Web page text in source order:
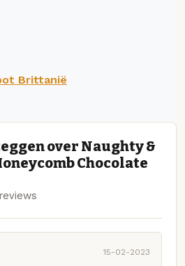
Brittanië
over Naughty &
Chocolate
15-02-2023